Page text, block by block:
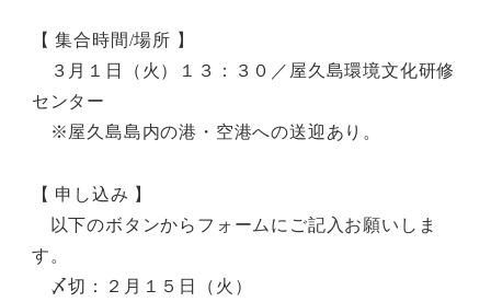
【 集合時間/場所 】
３月１日（火）１３：３０／屋久島環境文化研修
センター
※屋久島島内の港・空港への送迎あり。
【 申し込み 】
以下のボタンからフォームにご記入お願いしま
す。
〆切：２月１５日（火）